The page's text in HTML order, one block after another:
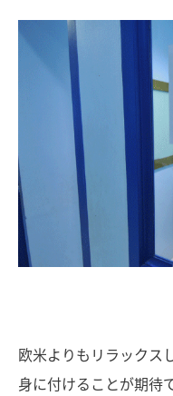
欧米よりもリラックス
身に付けることが期待